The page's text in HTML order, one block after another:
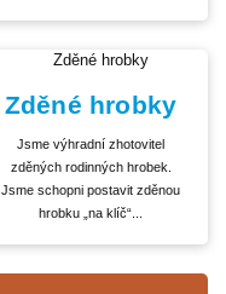
Zděné hrobky
Jsme výhradní zhotovitel
zděných rodinných hrobek.
Jsme schopni postavit zděnou
hrobku „na klíč“...